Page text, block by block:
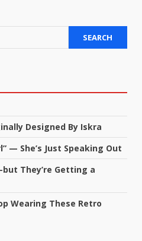
SEARCH
Designed By Iskra
— She’s Just Speaking Out
They’re Getting a
Wearing These Retro